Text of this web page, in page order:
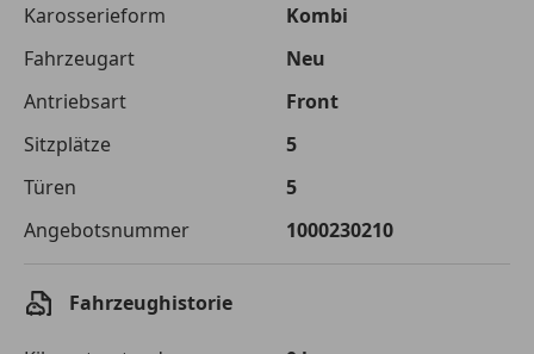
Laufzeit
120 Monate
Kreditbetrag
€ 39 900,-
Zu zahlender
Gesamtbetrag
€ 56 212,-
Einberechnete Gebühren
€ 0,-
Karosserieform
Kombi
Fahrzeugart
Neu
Antriebsart
Front
Sitzplätze
5
Türen
5
Angebotsnummer
1000230210
Fahrzeughistorie